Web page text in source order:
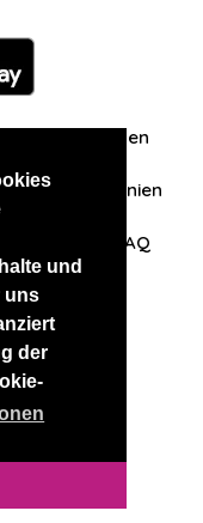
und
uns
der
Erfahrungen
FAQ